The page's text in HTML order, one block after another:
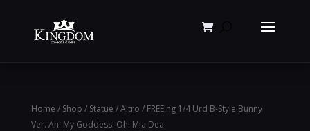
Home / Shop / Statue /Altro / FREEing 1/4 Urd B-Style Bunny
Ver. Ah! My Goddess! Oh! Mia Dea!